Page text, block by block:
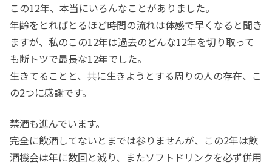
この12年、本当にいろんなことがありました。
年齢をとればとるほど時間の流れは体感で早くなると聞き
ますが、私のこの12年は過去のどんな12年を切り取って
も断トツで最長な12年でした。
生きてることと、共に生きようとする周りの人の存在、こ
の2つに感謝です。
禁酒も進んでいます。
完全に飲酒してないとまでは参りませんが、この2年は飲
酒機会は年に数回と減り、またソフトドリンクを必ず併用